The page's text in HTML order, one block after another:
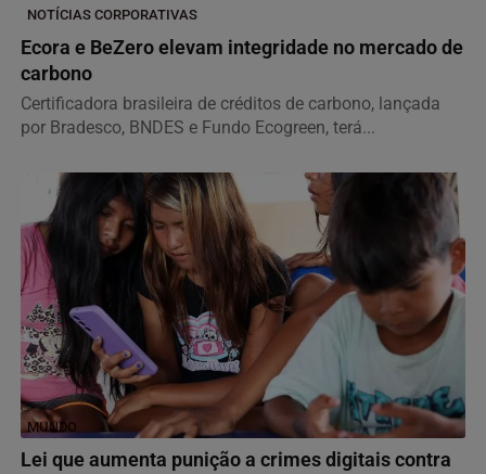
NOTÍCIAS CORPORATIVAS
Ecora e BeZero elevam integridade no mercado de
carbono
Certificadora brasileira de créditos de carbono, lançada
por Bradesco, BNDES e Fundo Ecogreen, terá...
MUNDO
Lei que aumenta punição a crimes digitais contra